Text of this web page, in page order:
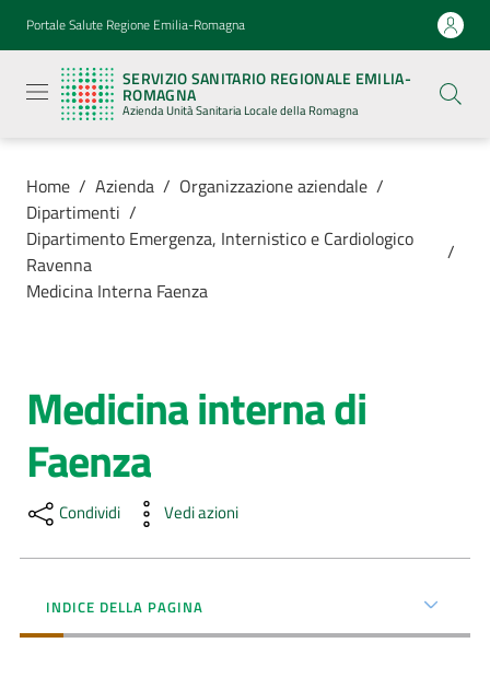
Vai al contenuto
Vai alla navigazione
Vai al footer
Portale Salute Regione Emilia-Romagna
SERVIZIO SANITARIO REGIONALE EMILIA-
ROMAGNA
Azienda Unità Sanitaria Locale della Romagna
Sanitario
Regionale
Emilia-
Romagna
Azienda
Sanitaria
Locale della
Romagna
Azienda
Luoghi
di
cura
AUSL
Comunica
Home / Azienda / Organizzazione aziendale /
Dipartimenti /
Dipartimento Emergenza, Internistico e Cardiologico
Ravenna
/
Medicina Interna Faenza
Salta al contenuto
Medicina interna di
Faenza
Condividi Vedi azioni
INDICE DELLA PAGINA